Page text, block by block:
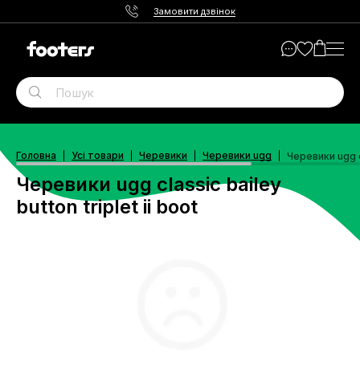
Замовити дзвінок
Головна Усі товари Черевики Черевики ugg Черевики ugg
Черевики ugg classic bailey
button triplet ii boot